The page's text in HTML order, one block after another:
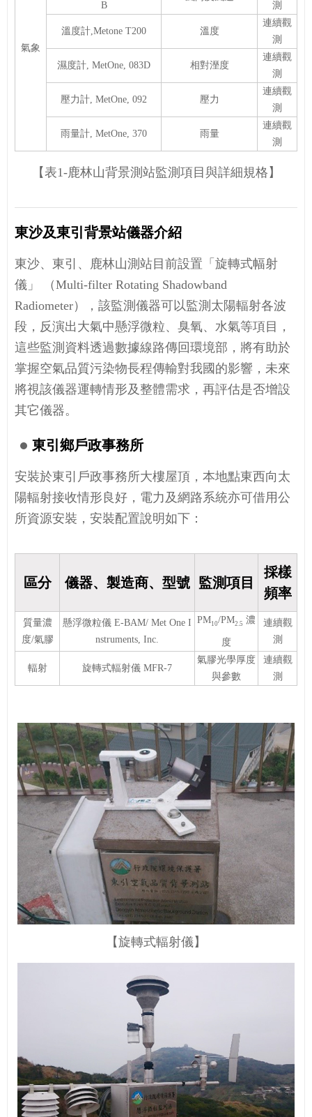
氣象
B
測
溫度計,Metone T200 溫度
連續觀
測
濕度計, MetOne, 083D 相對溼度
連續觀
測
壓力計, MetOne, 092 壓力
連續觀
測
雨量計, MetOne, 370 雨量
連續觀
測
【表1-鹿林山背景測站監測項目與詳細規格】
東沙及東引背景站儀器介紹
東沙、東引、鹿林山測站目前設置「旋轉式幅射
儀」 （Multi-filter Rotating Shadowband
Radiometer），該監測儀器可以監測太陽輻射各波
段，反演出大氣中懸浮微粒、臭氧、水氣等項目，
這些監測資料透過數據線路傳回環境部，將有助於
掌握空氣品質污染物長程傳輸對我國的影響，未來
將視該儀器運轉情形及整體需求，再評估是否增設
其它儀器。
東引鄉戶政事務所
安裝於東引戶政事務所大樓屋頂，本地點東西向太
陽輻射接收情形良好，電力及網路系統亦可借用公
所資源安裝，安裝配置說明如下：
區分 儀器、製造商、型號 監測項目
採樣
頻率
質量濃
度/氣膠
懸浮微粒儀 E-BAM/ Met One I
nstruments, Inc.
PM10/PM2.5 濃
度
連續觀
測
輻射 旋轉式輻射儀 MFR-7
氣膠光學厚度
與參數
連續觀
測
【旋轉式輻射儀】